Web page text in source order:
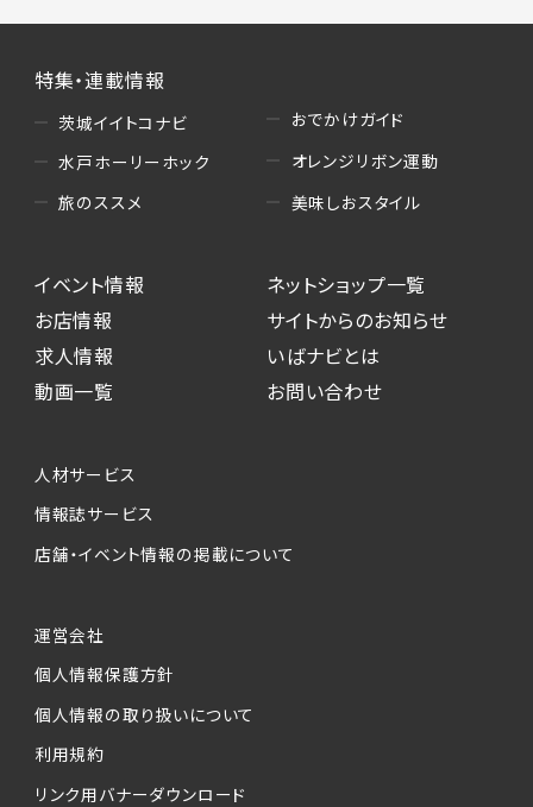
特集・連載情報
茨城イイトコナビ
水戸ホーリーホック
旅のススメ
おでかけガイド
オレンジリボン運動
美味しおスタイル
イベント情報
お店情報
求人情報
動画一覧
ネットショップ一覧
サイトからのお知らせ
いばナビとは
お問い合わせ
人材サービス
情報誌サービス
店舗・イベント情報の掲載について
運営会社
個人情報保護方針
個人情報の取り扱いについて
利用規約
リンク用バナーダウンロード